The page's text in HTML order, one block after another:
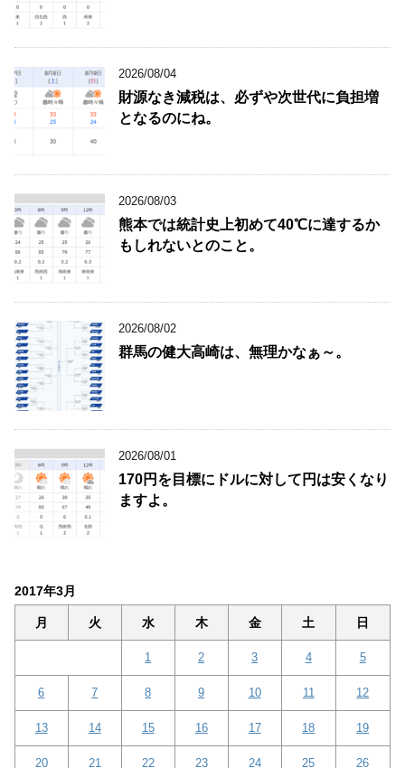
2026/08/04
財源なき減税は、必ずや次世代に負担増
となるのにね。
2026/08/03
熊本では統計史上初めて40℃に達するか
もしれないとのこと。
2026/08/02
群馬の健大高崎は、無理かなぁ～。
2026/08/01
170円を目標にドルに対して円は安くなり
ますよ。
2017年3月
月 火 水 木 金 土 日
1 2 3 4 5
6 7 8 9 10 11 12
13 14 15 16 17 18 19
20 21 22 23 24 25 26